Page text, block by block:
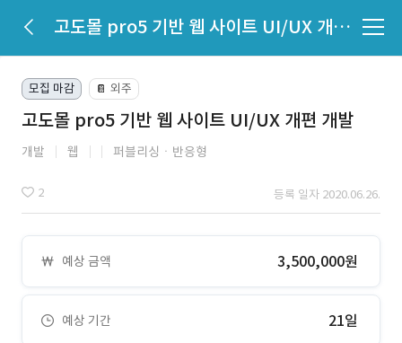
고도몰 pro5 기반 웹 사이트 UI/UX 개편 개발
모집 마감 📔 외주
고도몰 pro5 기반 웹 사이트 UI/UX 개편 개발
개발 웹 퍼블리싱ㆍ반응형
2 등록 일자 2020.06.26.
예상 금액 3,500,000원
예상 기간 21일